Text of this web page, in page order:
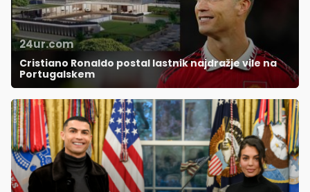
24ur.com
Cristiano Ronaldo postal lastnik najdražje vile na
Portugalskem